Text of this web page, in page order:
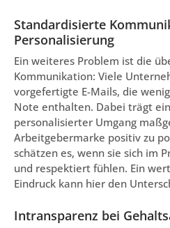
Standardisierte
Personalisierung
Ein weiteres Problem ist die
Kommunikation: Viele
vorgefertigte E-Mails, die
Note enthalten. Dabei trägt
personalisierter Umgang
Arbeitgebermarke positiv zu
schätzen es, wenn sie sich im
und respektiert fühlen. Ein
Eindruck kann hier den
Intransparenz bei